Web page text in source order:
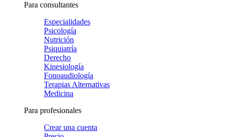
Para consultantes
Especialidades
Psicología
Nutrición
Psiquiatría
Derecho
Kinesiología
Fonoaudiología
Terapias Alternativas
Medicina
Para profesionales
Crear una cuenta